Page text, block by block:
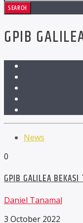
GPIB
News
0
GPIB GALILEA
Daniel Tanamal
3 October 2022